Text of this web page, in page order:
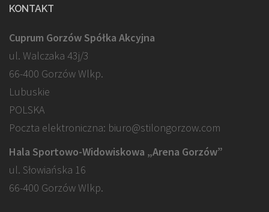
KONTAKT
Cuprum Gorzów Spółka Akcyjna
ul. Walczaka 43j/3
66-400 Gorzów Wlkp.
Lubuskie
POLSKA
Poczta elektroniczna: biuro@stilongorzow.com
Hala Sportowo-Widowiskowa „Arena Gorzów”
ul. Słowiańska 16
66-400 Gorzów Wlkp.